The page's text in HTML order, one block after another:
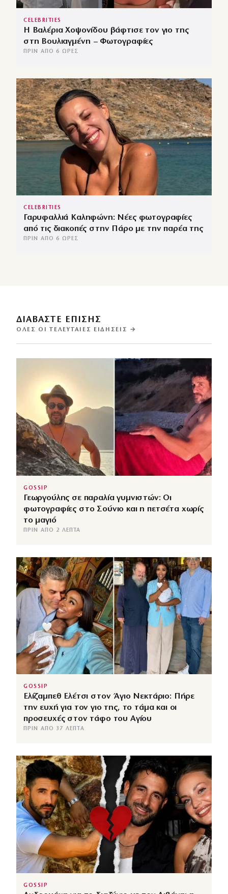
CELEBRITIES
Η Βαλέρια Χοψονίδου βάφτισε τον γιο της
στη Βουλιαγμένη – Φωτογραφίες
ΠΡΙΝ ΑΠΌ 6 ΏΡΕΣ
CELEBRITIES
Γαρυφαλλιά Καληφώνη: Νέες φωτογραφίες
από τις διακοπές στην Πάρο με την παρέα της
ΠΡΙΝ ΑΠΌ 6 ΏΡΕΣ
ΔΙΑΒΑΣΤΕ ΕΠΙΣΗΣ
ΌΛΕΣ ΟΙ ΤΕΛΕΥΤΑΊΕΣ ΕΙΔΉΣΕΙΣ →
GOSSIP
Γεωργούλης σε παραλία γυμνιστών: Οι
φωτογραφίες στο Σούνιο και η πετσέτα χωρίς
το μαγιό
ΠΡΙΝ ΑΠΌ 2 ΛΕΠΤΆ
GOSSIP
Ελίζαμπεθ Ελέτσι στον Άγιο Νεκτάριο: Πήρε
την ευχή για τον γιο της, το τάμα και οι
προσευχές στον τάφο του Αγίου
ΠΡΙΝ ΑΠΌ 37 ΛΕΠΤΆ
GOSSIP